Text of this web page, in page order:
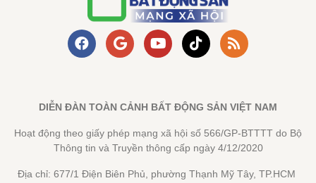
DIỄN ĐÀN TOÀN CẢNH BẤT ĐỘNG SẢN VIỆT NAM
Hoạt động theo giấy phép mạng xã hội số 566/GP-BTTTT do Bộ
Thông tin và Truyền thông cấp ngày 4/12/2020
Địa chỉ: 677/1 Điện Biên Phủ, phường Thạnh Mỹ Tây, TP.HCM